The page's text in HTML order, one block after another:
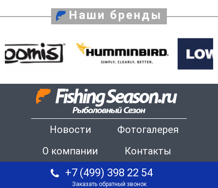
Наши бренды
Новости
Фотогалерея
О компании
Контакты
+7 (499) 398 22 54
Заказать обратный звонок